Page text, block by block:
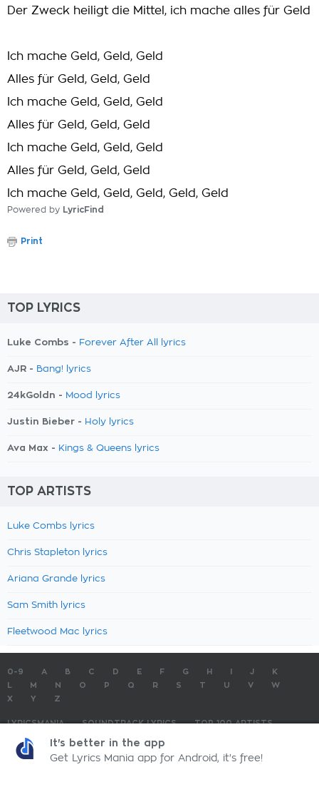
Der Zweck heiligt die Mittel, ich mache alles für Geld
Ich mache Geld, Geld, Geld
Alles für Geld, Geld, Geld
Ich mache Geld, Geld, Geld
Alles für Geld, Geld, Geld
Ich mache Geld, Geld, Geld
Alles für Geld, Geld, Geld
Ich mache Geld, Geld, Geld, Geld, Geld
Powered by LyricFind
Print
TOP LYRICS
Luke Combs - Forever After All lyrics
AJR - Bang! lyrics
24kGoldn - Mood lyrics
Justin Bieber - Holy lyrics
Ava Max - Kings & Queens lyrics
TOP ARTISTS
Luke Combs lyrics
Chris Stapleton lyrics
Ariana Grande lyrics
Sam Smith lyrics
Fleetwood Mac lyrics
0-9 A B C D E F G H J
K
M N O P Q R S T U V
W
X
Y Z
LYRICSMANIA SOUNDTRACK LYRICS
TOP 100 ARTISTS
TOP 100 LYRICS
LyricsMania.com - Copyright © 2026 - All Rights ReservedPrivacy Policy
It's better in the app
Get Lyrics Mania app for Android, it's free!